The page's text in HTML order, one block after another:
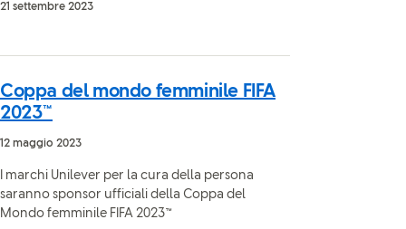
21 settembre 2023
Coppa del mondo femminile FIFA
2023™
12 maggio 2023
I marchi Unilever per la cura della persona
saranno sponsor ufficiali della Coppa del
Mondo femminile FIFA 2023™